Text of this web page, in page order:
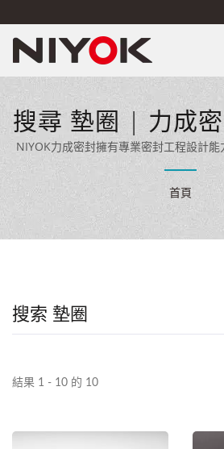
搜尋 墊圈 | 力成密
有限公
NIYOK力成密封擁有專業密封工程設計
生產設備，專業密封工程設計能力與先進
料與品質經驗延伸至 EV 充電設備密封
的密封解決方案。
首頁
搜索 墊圈
結果 1 - 10 的 10